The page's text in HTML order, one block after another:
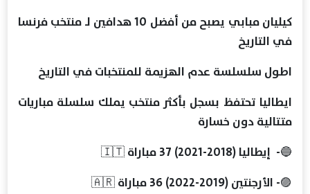
‏كيليان مبابي يصبح من أفضل 10 هدافين لـ منتخب فرنسا
في التاريخ
اطول سلسلسة عدم الهزيمة للمنتخبات في التاريخ
ايطاليا تحتفظ بسجل بأكثر منتخب يملك سلسلة مباريات
متتالية دون خسارة
🔵- إيطاليا (2018-2021) 37 مباراة 🇮🇹
🟣- الأرجنتين (2019-2022) 36 مباراة 🇦🇷